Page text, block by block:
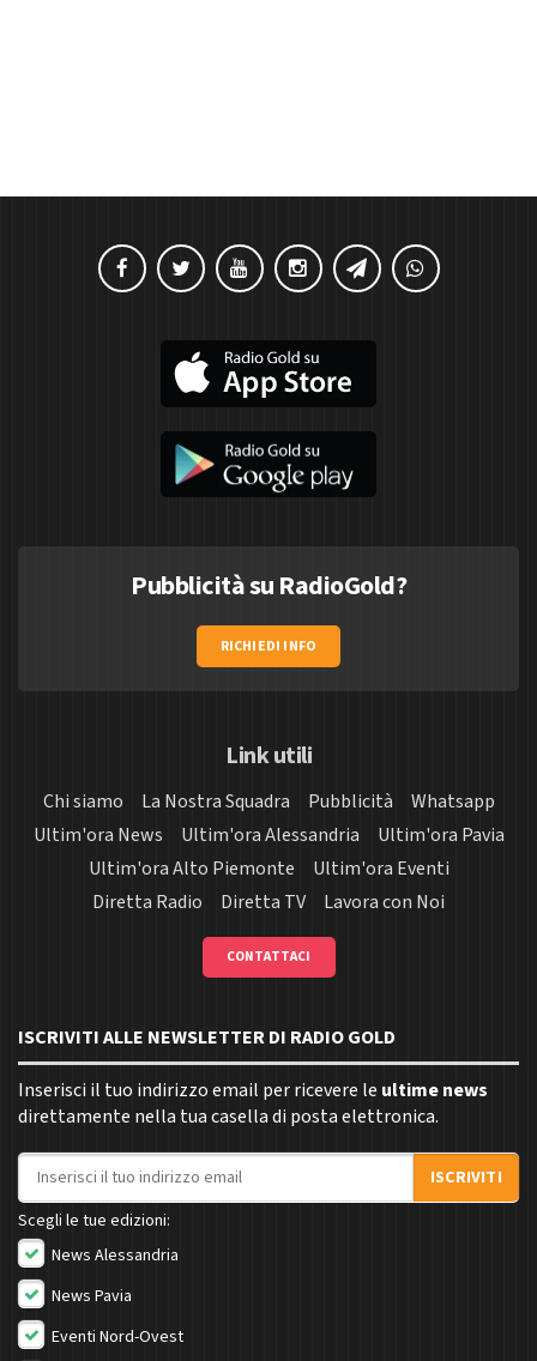
Pubblicità su RadioGold?
RICHIEDI INFO
Link utili
Chi siamo La Nostra Squadra Pubblicità
Whatsapp
Ultim'ora News
Ultim'ora Alessandria
Ultim'ora Pavia
Ultim'ora Alto Piemonte
Ultim'ora Eventi
Diretta Radio
Diretta TV Lavora con Noi
CONTATTACI
ISCRIVITI ALLE NEWSLETTER DI RADIO GOLD
Inserisci il tuo indirizzo email per ricevere le ultime news
direttamente nella tua casella di posta elettronica.
Indirizzo email
ISCRIVITI
Scegli le tue edizioni:
News Alessandria
News Pavia
Eventi Nord-Ovest